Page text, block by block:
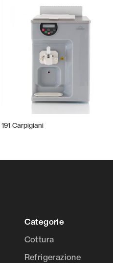
191 Carpigiani
Categorie
Cottura
Refrigerazione